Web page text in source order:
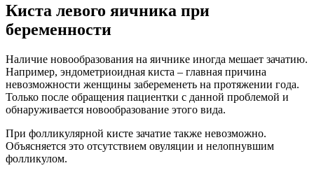
Киста левого яичника при
беременности
Наличие новообразования на яичнике иногда мешает зачатию.
Например, эндометриоидная киста – главная причина
невозможности женщины забеременеть на протяжении года.
Только после обращения пациентки с данной проблемой и
обнаруживается новообразование этого вида.
При фолликулярной кисте зачатие также невозможно.
Объясняется это отсутствием овуляции и нелопнувшим
фолликулом.